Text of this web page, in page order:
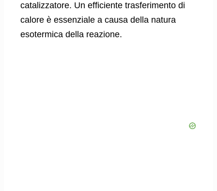
catalizzatore. Un efficiente trasferimento di
calore è essenziale a causa della natura
esotermica della reazione.